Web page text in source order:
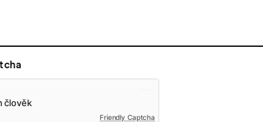
Friendly Captcha